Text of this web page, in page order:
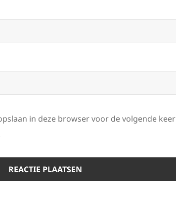
in deze browser voor de volgende keer